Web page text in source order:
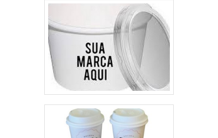
POLIETILENOSomente na Micro
Bag existem as melhores
condições para garantir
qualidade para embalagens
flexíveis . É possível encontrar
itens variados com tecnologia de
ponta como sacos laminados,
bobinas tubulares e até mesmo
assessoria na definição da
estrutura da embalagem. Solicite
um orçamento e saiba mais